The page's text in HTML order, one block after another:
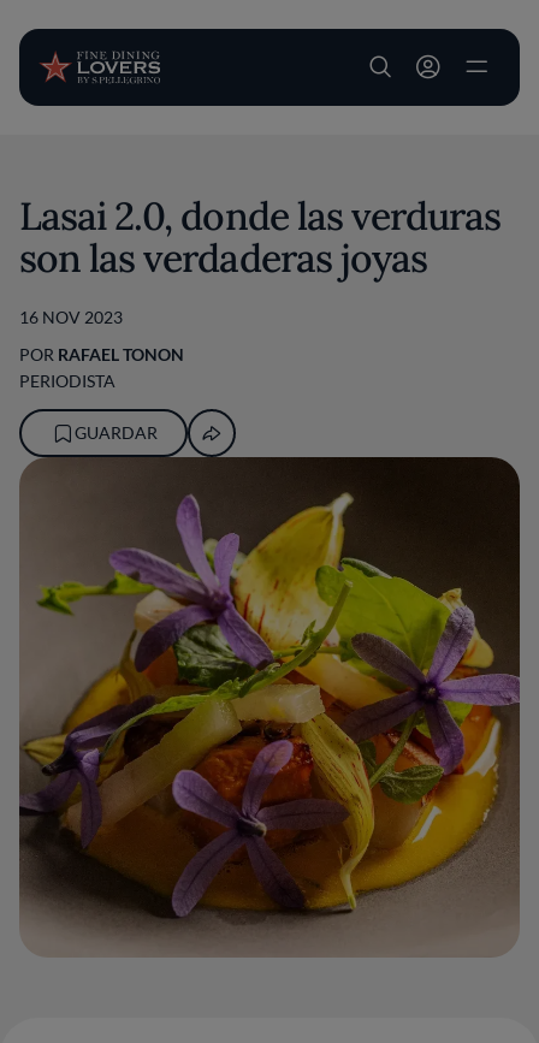
User account
Lasai 2.0, donde las verduras
son las verdaderas joyas
16 NOV 2023
POR RAFAEL TONON
PERIODISTA
GUARDAR